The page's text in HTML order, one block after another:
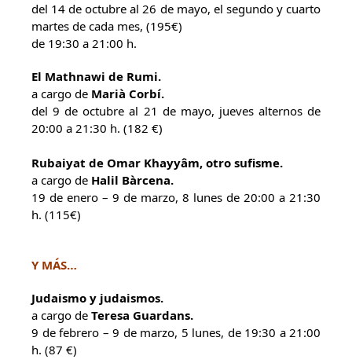
del 14 de octubre al 26 de mayo, el segundo y cuarto
martes de cada mes, (195€)
de 19:30 a 21:00 h.
El Mathnawi de Rumi.
a cargo de Marià Corbí.
del 9 de octubre al 21 de mayo, jueves alternos de
20:00 a 21:30 h. (182 €)
Rubaiyat de Omar Khayyâm, otro sufisme.
a cargo de Halil Bàrcena.
19 de enero – 9 de marzo, 8 lunes de 20:00 a 21:30
h. (115€)
Y MÁS…
Judaismo y judaismos.
a cargo de Teresa Guardans.
9 de febrero – 9 de marzo, 5 lunes, de 19:30 a 21:00
h. (87 €)